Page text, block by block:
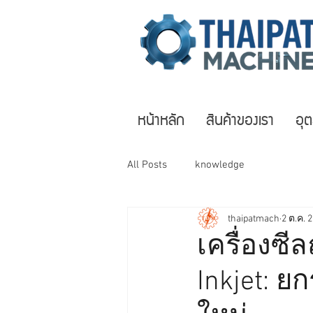
หน้าหลัก สินค้าของเรา อุ
All Posts knowledge
เครื่องซี
Inkjet: ย
thaipatmach 2 ต.ค.